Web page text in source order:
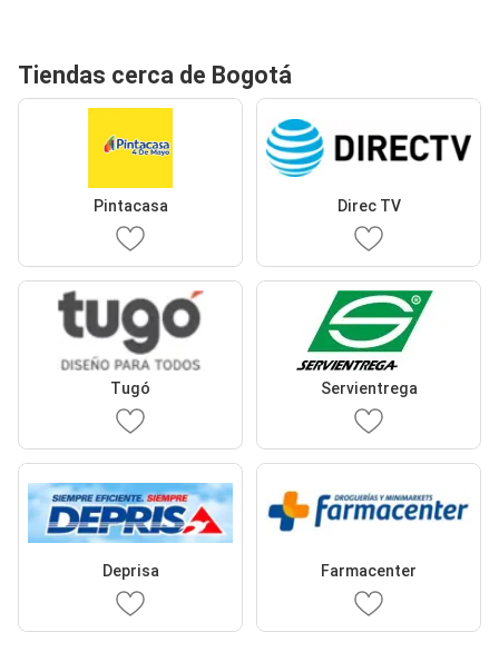
Tiendas cerca de Bogotá
Pintacasa Direc TV
Tugó Servientrega
Deprisa Farmacenter